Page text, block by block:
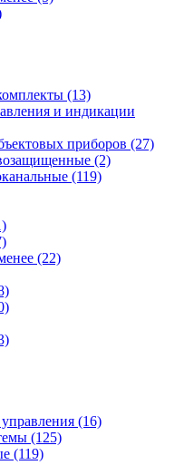
(13)
и индикации
приборов (27)
(2)
(119)
(22)
(16)
(125)
(119)